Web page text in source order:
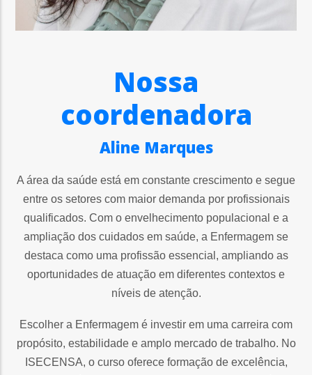
Nossa
coordenadora
Aline Marques
A área da saúde está em constante crescimento e segue
entre os setores com maior demanda por profissionais
qualificados. Com o envelhecimento populacional e a
ampliação dos cuidados em saúde, a Enfermagem se
destaca como uma profissão essencial, ampliando as
oportunidades de atuação em diferentes contextos e
níveis de atenção.
Escolher a Enfermagem é investir em uma carreira com
propósito, estabilidade e amplo mercado de trabalho. No
ISECENSA, o curso oferece formação de excelência,